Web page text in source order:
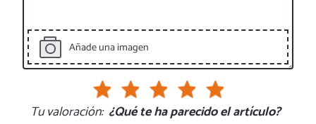
Añade una imagen
Tu valoración: ¿Qué te ha parecido el artículo?